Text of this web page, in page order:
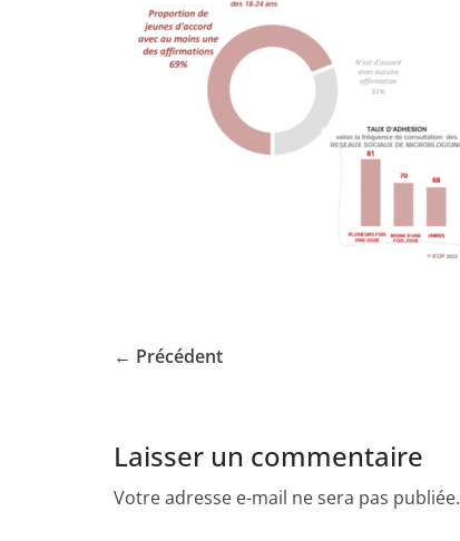
← Précédent
Laisser un commentaire
Votre adresse e-mail ne sera pas publiée.